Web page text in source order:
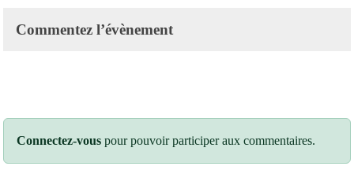
Commentez l’évènement
Connectez-vous pour pouvoir participer aux commentaires.